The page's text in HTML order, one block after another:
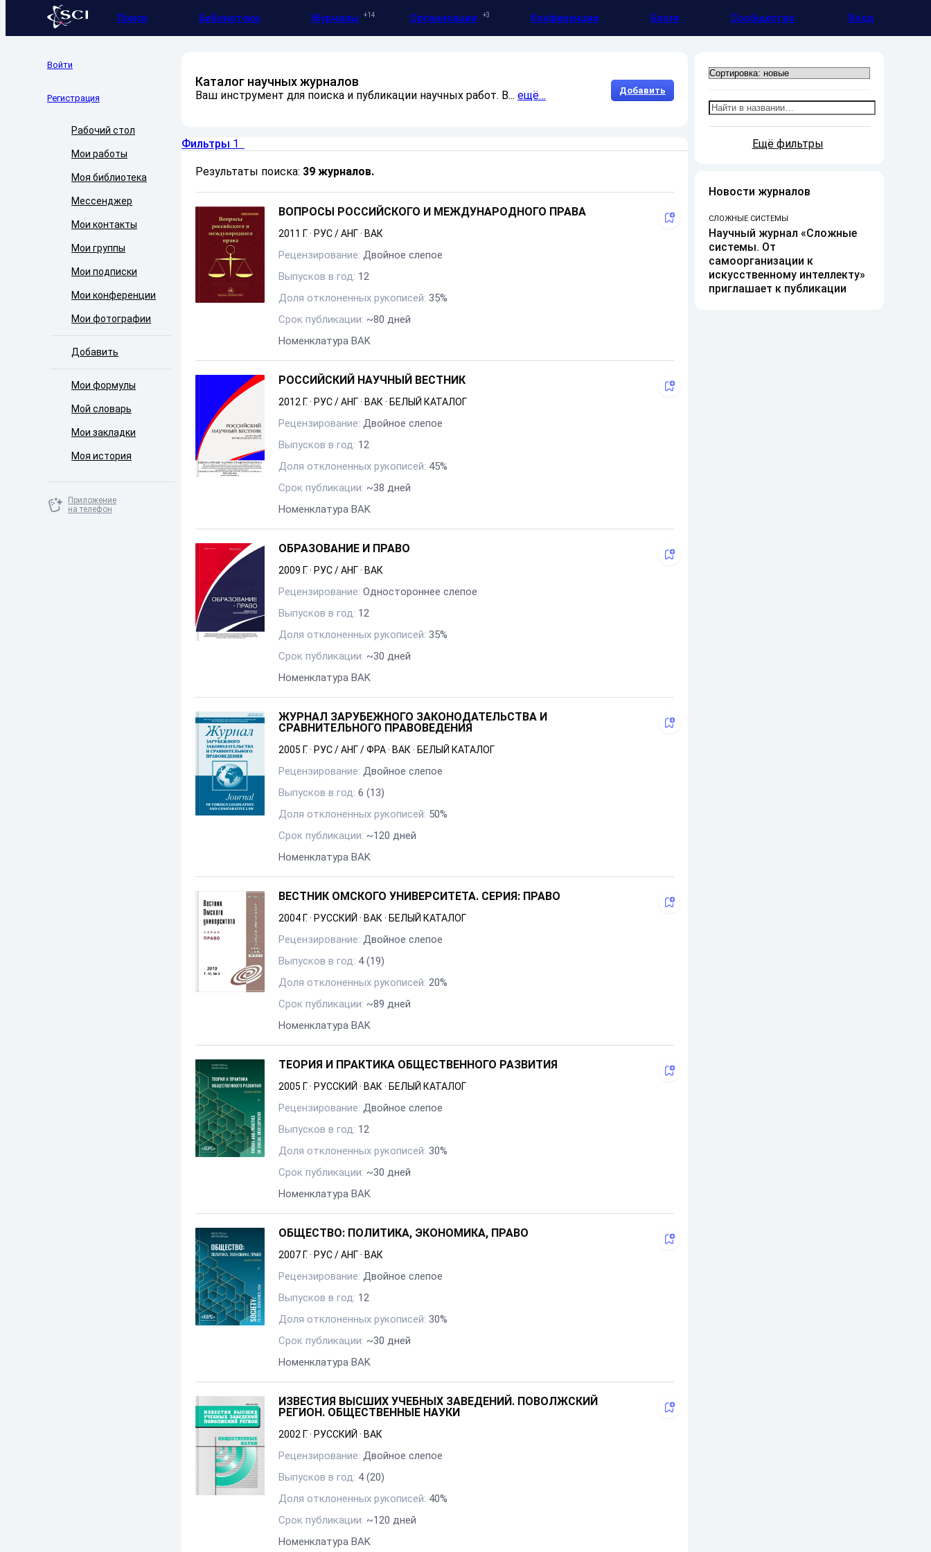
Поиск Библиотека Журналы 14 Организации 3 Конференции Блоги Сообщество Вход
Войти
Регистрация
Рабочий стол
Мои работы
Моя библиотека
Мессенджер
Мои контакты
Мои группы
Мои подписки
Мои конференции
Мои фотографии
Добавить
Мои формулы
Мой словарь
Мои закладки
Моя история
Приложение
на телефон
Каталог научных журналов
Ваш инструмент для поиска и публикации научных работ. В... ещё… Добавить
Фильтры 1
Результаты поиска: 39 журналов.
ВОПРОСЫ РОССИЙСКОГО И МЕЖДУНАРОДНОГО ПРАВА
2011 Г.· РУС / АНГ· ВАК
Рецензирование: Двойное слепое
Выпусков в год: 12
Доля отклоненных рукописей: 35%
Срок публикации: ~80 дней
Номенклатура BAK
РОССИЙСКИЙ НАУЧНЫЙ ВЕСТНИК
2012 Г.· РУС / АНГ· ВАК · БЕЛЫЙ КАТАЛОГ
Рецензирование: Двойное слепое
Выпусков в год: 12
Доля отклоненных рукописей: 45%
Срок публикации: ~38 дней
Номенклатура BAK
ОБРАЗОВАНИЕ И ПРАВО
2009 Г.· РУС / АНГ· ВАК
Рецензирование: Одностороннее слепое
Выпусков в год: 12
Доля отклоненных рукописей: 35%
Срок публикации: ~30 дней
Номенклатура BAK
ЖУРНАЛ ЗАРУБЕЖНОГО ЗАКОНОДАТЕЛЬСТВА И
СРАВНИТЕЛЬНОГО ПРАВОВЕДЕНИЯ
2005 Г.· РУС / АНГ / ФРА· ВАК · БЕЛЫЙ КАТАЛОГ
Рецензирование: Двойное слепое
Выпусков в год: 6 (13)
Доля отклоненных рукописей: 50%
Срок публикации: ~120 дней
Номенклатура BAK
ВЕСТНИК ОМСКОГО УНИВЕРСИТЕТА. СЕРИЯ: ПРАВО
2004 Г.· РУССКИЙ · ВАК · БЕЛЫЙ КАТАЛОГ
Рецензирование: Двойное слепое
Выпусков в год: 4(19)
Доля отклоненных рукописей: 20%
Срок публикации: ~89 дней
Номенклатура BAK
ТЕОРИЯ И ПРАКТИКА ОБЩЕСТВЕННОГО РАЗВИТИЯ
2005 Г.· РУССКИЙ · ВАК · БЕЛЫЙ КАТАЛОГ
Рецензирование: Двойное слепое
Выпусков в год: 12
Доля отклоненных рукописей: 30%
Срок публикации: ~30 дней
Номенклатура BAK
ОБЩЕСТВО: ПОЛИТИКА, ЭКОНОМИКА, ПРАВО
2007 Г.· РУС / АНГ· ВАК
Рецензирование: Двойное слепое
Выпусков в год: 12
Доля отклоненных рукописей: 30%
Срок публикации: ~30 дней
Номенклатура BAK
ИЗВЕСТИЯ ВЫСШИХ УЧЕБНЫХ ЗАВЕДЕНИЙ. ПОВОЛЖСКИЙ
РЕГИОН. ОБЩЕСТВЕННЫЕ НАУКИ
2002 Г.· РУССКИЙ · ВАК
Рецензирование: Двойное слепое
Выпусков в год: 4(20)
Доля отклоненных рукописей: 40%
Срок публикации: ~120 дней
Номенклатура BAK
Ещё фильтры
Новости журналов
СЛОЖНЫЕ СИСТЕМЫ
Научный журнал «Сложные
системы. От
самоорганизации к
искусственному интеллекту»
приглашает к публикации